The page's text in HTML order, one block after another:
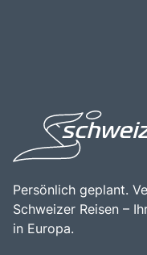
Persönlich geplant.
Schweizer Reisen –
in Europa.